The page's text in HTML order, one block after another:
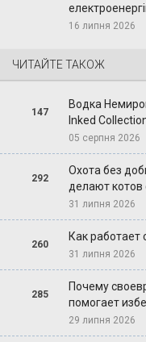
16 липня 2026
ЧИТАЙТЕ ТАКОЖ
147
Водка
Inked
05 серпня 2026
292
Охота без
делают котов
31 липня 2026
260
Как
31 липня 2026
285
Почему
помогает
29 липня 2026